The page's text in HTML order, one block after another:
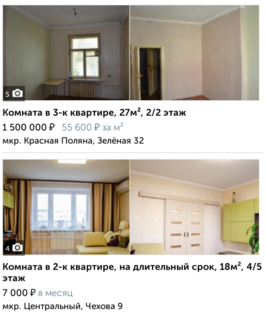
5
Комната в 3-к квартире, 27м², 2/2 этаж
1 500 000 ₽ 55 600 ₽ за м²
мкр. Красная Поляна, Зелёная 32
4
Комната в 2-к квартире, на длительный срок, 18м², 4/5
этаж
7 000 ₽ в месяц
мкр. Центральный, Чехова 9